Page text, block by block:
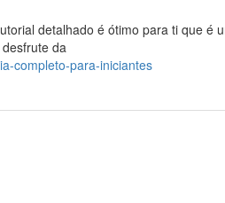
detalhado é ótimo para ti que é
da
completo-para-iniciantes